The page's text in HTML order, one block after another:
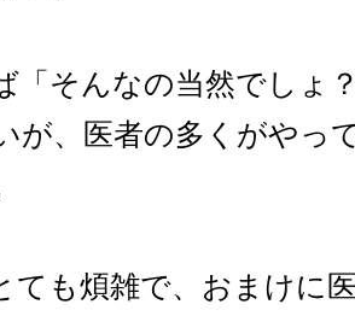
「そんなの当然でしょ
が、医者の多くがやっ
ても煩雑で、おまけに